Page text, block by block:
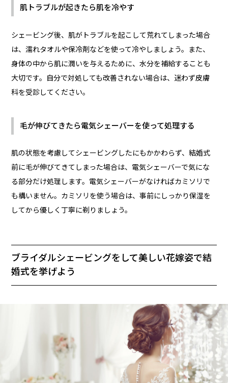
肌トラブルが起きたら肌を冷やす
シェービング後、肌がトラブルを起こして荒れてしまった場合
は、濡れタオルや保冷剤などを使って冷やしましょう。また、
身体の中から肌に潤いを与えるために、水分を補給することも
大切です。自分で対処しても改善されない場合は、迷わず皮膚
科を受診してください。
毛が伸びてきたら電気シェーバーを使って処理する
肌の状態を考慮してシェービングしたにもかかわらず、結婚式
前に毛が伸びてきてしまった場合は、電気シェーバーで気にな
る部分だけ処理します。電気シェーバーがなければカミソリで
も構いません。カミソリを使う場合は、事前にしっかり保湿を
してから優しく丁寧に剃りましょう。
ブライダルシェービングをして美しい花嫁姿で結
婚式を挙げよう